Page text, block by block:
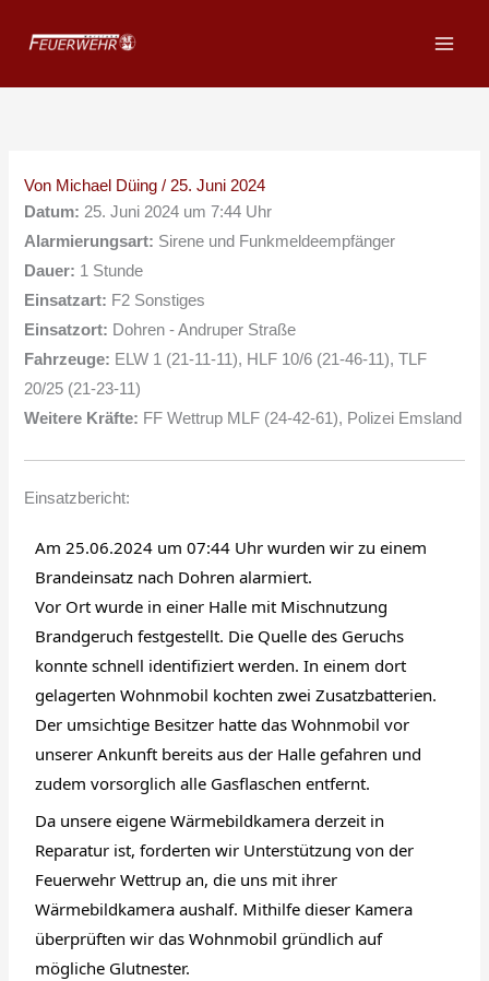
Inhalt
Von Michael Düing/25. Juni 2024
Datum: 25. Juni 2024 um 7:44 Uhr
Alarmierungsart: Sirene und Funkmeldeempfänger
Dauer: 1 Stunde
Einsatzart: F2 Sonstiges
Einsatzort: Dohren - Andruper Straße
Fahrzeuge: ELW 1 (21-11-11), HLF 10/6 (21-46-11), TLF
20/25 (21-23-11)
Weitere Kräfte: FF Wettrup MLF (24-42-61), Polizei Emsland
Einsatzbericht:
Am 25.06.2024 um 07:44 Uhr wurden wir zu einem
Brandeinsatz nach Dohren alarmiert.
Vor Ort wurde in einer Halle mit Mischnutzung
Brandgeruch festgestellt. Die Quelle des Geruchs
konnte schnell identifiziert werden. In einem dort
gelagerten Wohnmobil kochten zwei Zusatzbatterien.
Der umsichtige Besitzer hatte das Wohnmobil vor
unserer Ankunft bereits aus der Halle gefahren und
zudem vorsorglich alle Gasflaschen entfernt.
Da unsere eigene Wärmebildkamera derzeit in
Reparatur ist, forderten wir Unterstützung von der
Feuerwehr Wettrup an, die uns mit ihrer
Wärmebildkamera aushalf. Mithilfe dieser Kamera
überprüften wir das Wohnmobil gründlich auf
mögliche Glutnester.